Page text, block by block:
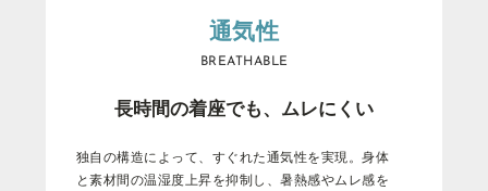
通気性
BREATHABLE
長時間の着座でも、ムレにくい
独⾃の構造によって、 すぐれた通気性を実現。⾝体
と素材間の温湿度上昇を抑制し 、暑熱感やムレ感を